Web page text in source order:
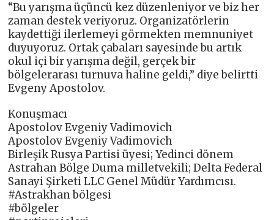
“Bu yarışma üçüncü kez düzenleniyor ve biz her
zaman destek veriyoruz. Organizatörlerin
kaydettiği ilerlemeyi görmekten memnuniyet
duyuyoruz. Ortak çabaları sayesinde bu artık
okul içi bir yarışma değil, gerçek bir
bölgelerarası turnuva haline geldi,” diye belirtti
Evgeny Apostolov.
Konuşmacı
Apostolov Evgeniy Vadimovich
Apostolov Evgeniy Vadimovich
Birleşik Rusya Partisi üyesi; Yedinci dönem
Astrahan Bölge Duma milletvekili; Delta Federal
Sanayi Şirketi LLC Genel Müdür Yardımcısı.
#Astrakhan bölgesi
#bölgeler